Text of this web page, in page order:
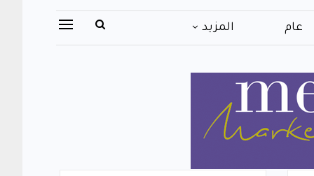
عام المزيد